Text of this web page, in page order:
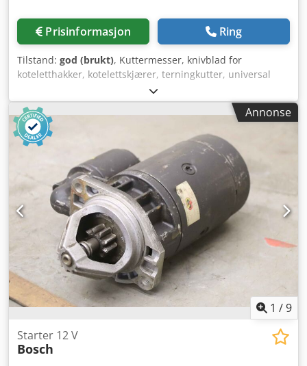
Prisinformasjon Ring
Tilstand: god (brukt), Kuttermesser, knivblad for
koteletthakker, kotelettskjærer, terningkutter, universal
kutter, skive- og porsjonsskjærer - Produsent: Knecht,
kuttermesser, 2 stk. - Type: R320 5 220 428 92 Csdpfx
Ajvwlxhem Asha - Pris/levering: komplett - Transportmål:
370/230/H40 mm - Vekt: 2,8 kg
Annonse
1 /9
Starter 12 V
Bosch